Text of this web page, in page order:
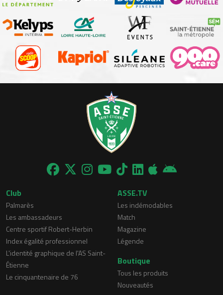
Club
Palmarès
Les ambassadeurs
Centre sportif Robert-Herbin
Index égalité professionnel
L'identité graphique de l'AS Saint-
Étienne
Le cinquantenaire de 76
ASSE.TV
Les indémodables
Match
Magazine
Légende
Boutique
Tous les produits
Nouveautés